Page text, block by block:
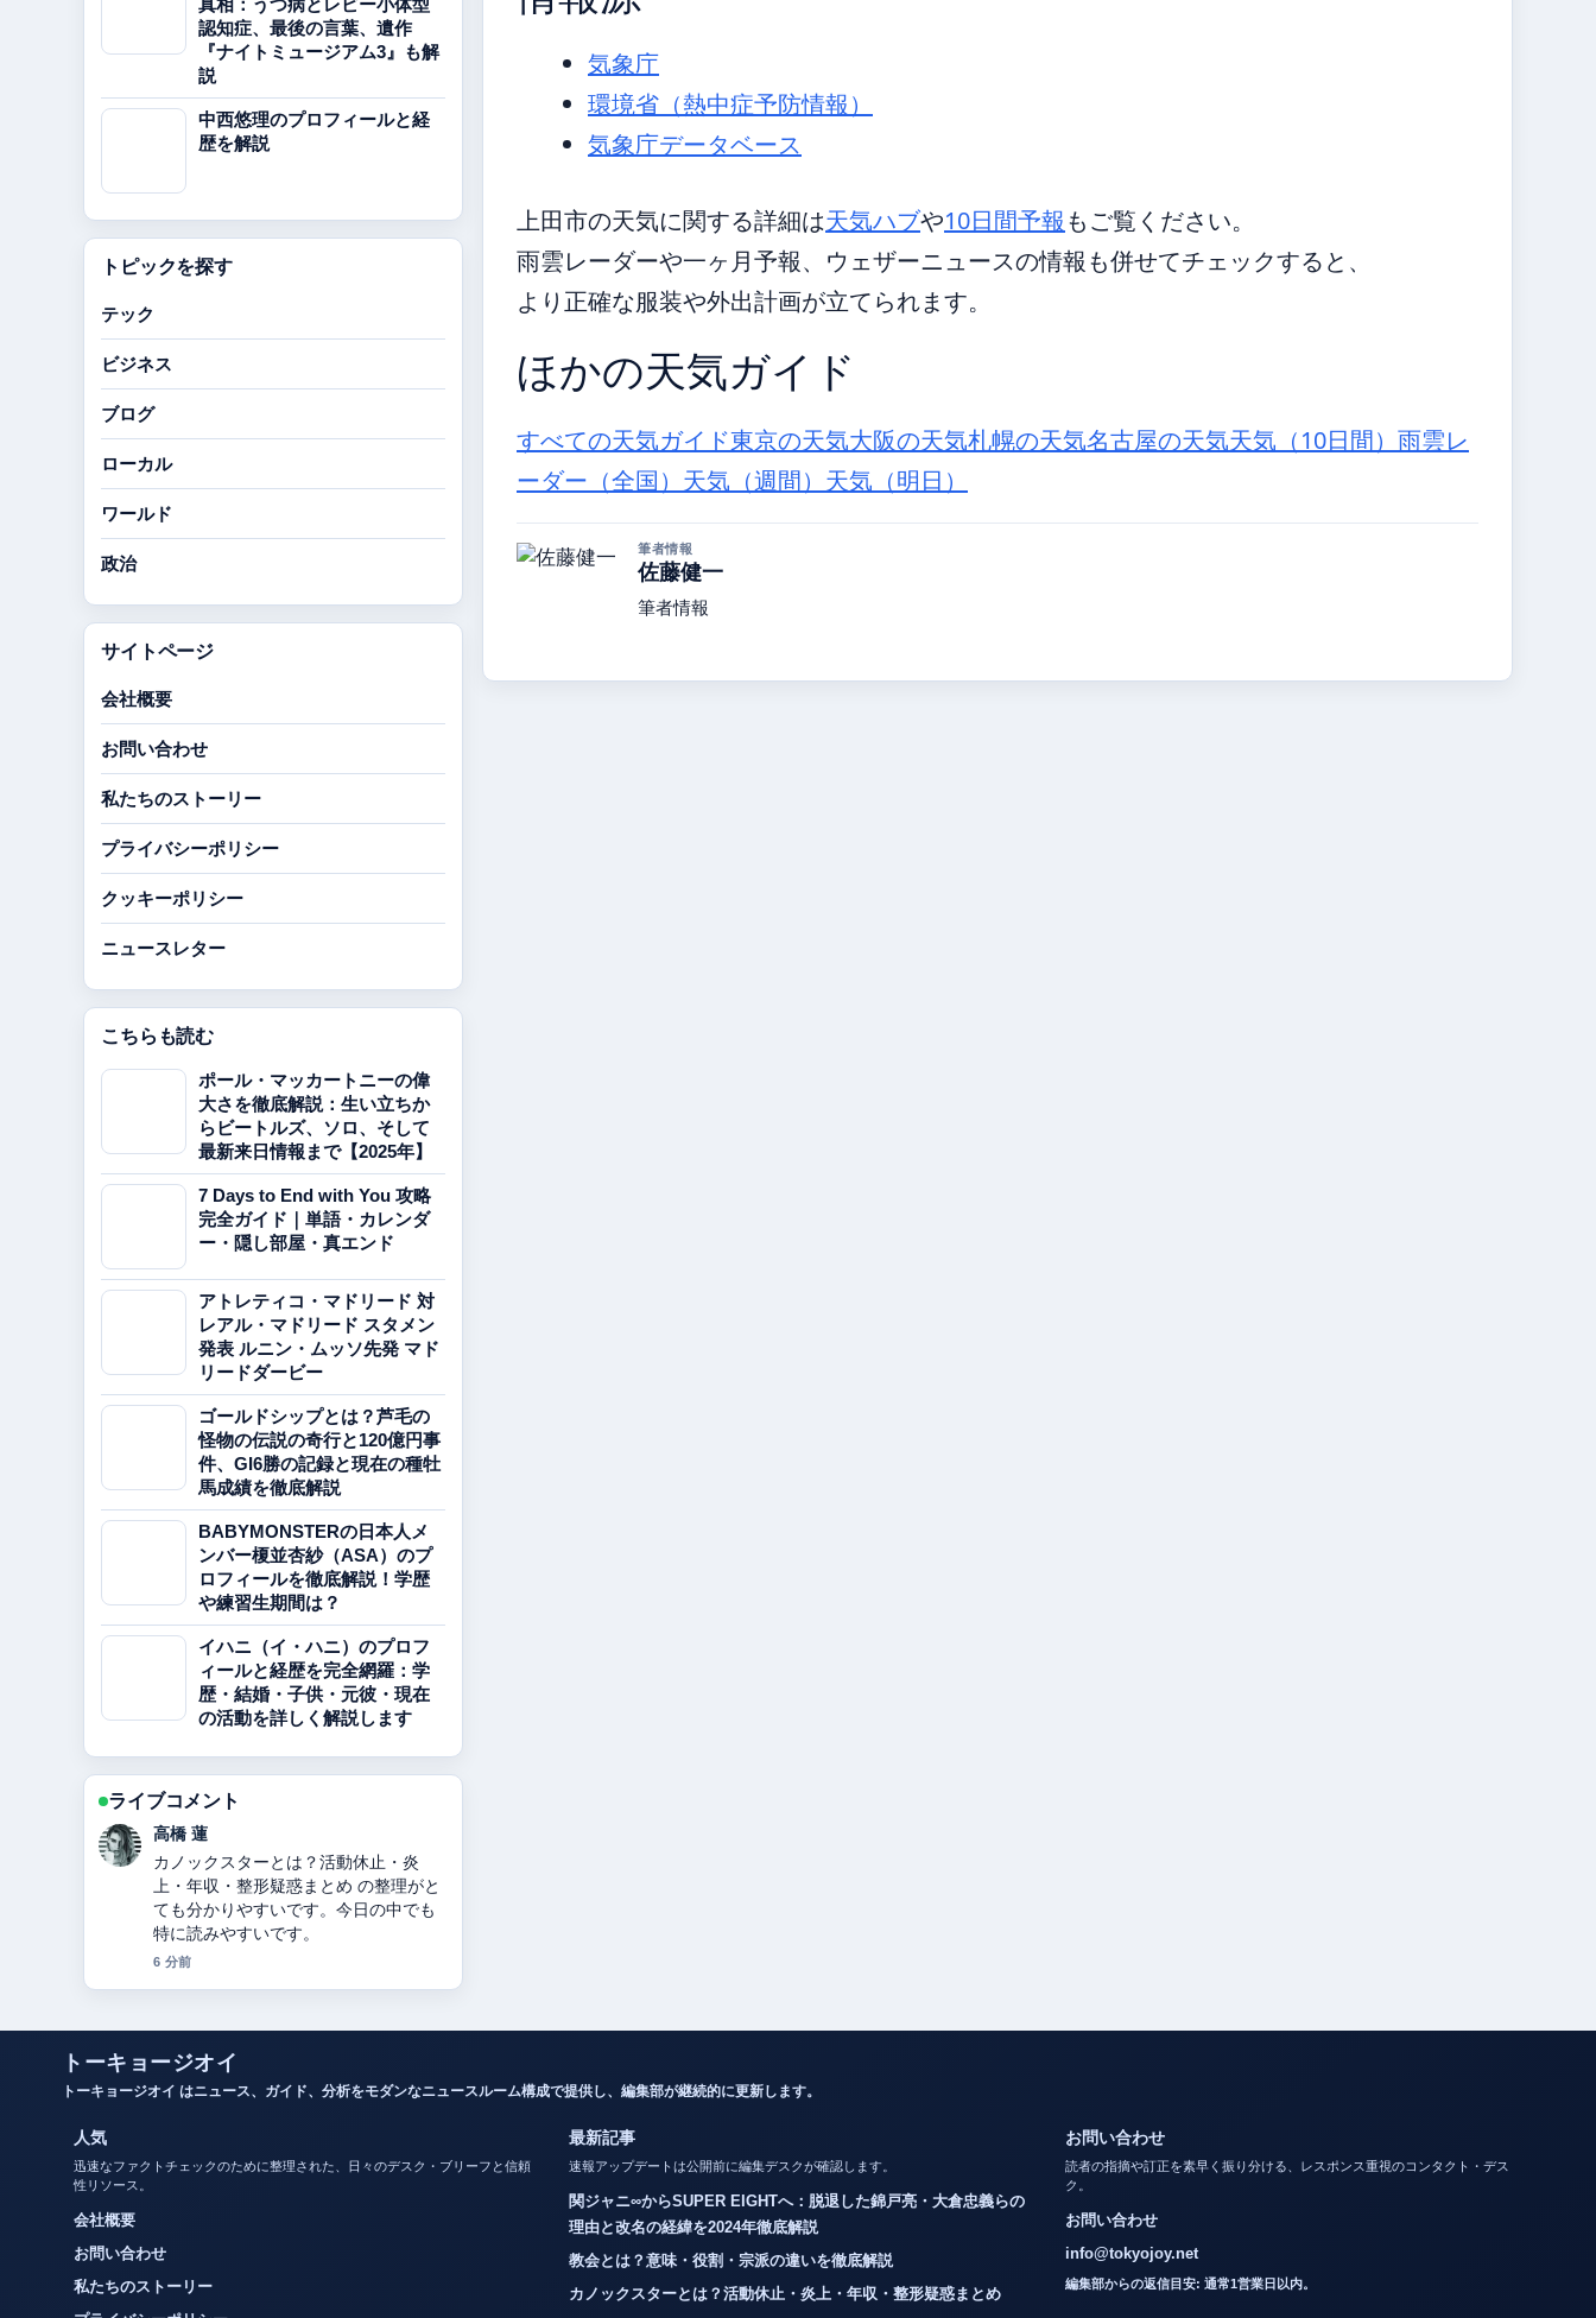
気象庁
環境省（熱中症予防情報）
気象庁データベース
上田市の天気に関する詳細は天気ハブや10日間予報もご覧ください。
雨雲レーダーや一ヶ月予報、ウェザーニュースの情報も併せてチェックすると、
より正確な服装や外出計画が立てられます。
ほかの天気ガイド
すべての天気ガイド東京の天気大阪の天気札幌の天気名古屋の天気天気（10日間） 雨雲レ
ーダー（全国） 天気（週間） 天気（明日）
筆者情報
佐藤健一
筆者情報
真相：うつ病とレビー小体型
認知症、最後の言葉、遺作
『ナイトミュージアム3』も解
説
中西悠理のプロフィールと経
歴を解説
トピックを探す
テック
ビジネス
ブログ
ローカル
ワールド
政治
サイトページ
会社概要
お問い合わせ
私たちのストーリー
プライバシーポリシー
クッキーポリシー
ニュースレター
こちらも読む
ポール・マッカートニーの偉
大さを徹底解説：生い立ちか
らビートルズ、ソロ、そして
最新来日情報まで【2025年】
7 Days to End with You 攻略
完全ガイド｜単語・カレンダ
ー・隠し部屋・真エンド
アトレティコ・マドリード 対
レアル・マドリード スタメン
発表 ルニン・ムッソ先発 マド
リードダービー
ゴールドシップとは？芦毛の
怪物の伝説の奇行と120億円事
件、GI6勝の記録と現在の種牡
馬成績を徹底解説
BABYMONSTERの日本人メ
ンバー榎並杏紗（ASA）のプ
ロフィールを徹底解説！学歴
や練習生期間は？
イハニ（イ・ハニ）のプロフ
ィールと経歴を完全網羅：学
歴・結婚・子供・元彼・現在
の活動を詳しく解説します
ライブコメント
佐藤 遥
関ジャニ∞からSUPER EIGHTへ：脱退
した錦戸亮・大倉忠義らの理由と改名
の経緯を2024年徹底解説 を追っていま
すが、この解説は落ち着いていて信頼
できます。
トーキョージオイ
人気
迅速なファクトチェックのために整理された、日々のデスク・ブリーフと信頼
性リソース。
会社概要
お問い合わせ
私たちのストーリー
最新記事
関ジャニ∞からSUPER EIGHTへ：脱退した錦戸亮・大倉忠義らの
理由と改名の経緯を2024年徹底解説
教会とは？意味・役割・宗派の違いを徹底解説
お問い合わせ
読者の指摘や訂正を素早く振り分ける、レスポンス重視のコンタクト・デス
お問い合わせ
info@tokyojoy.net